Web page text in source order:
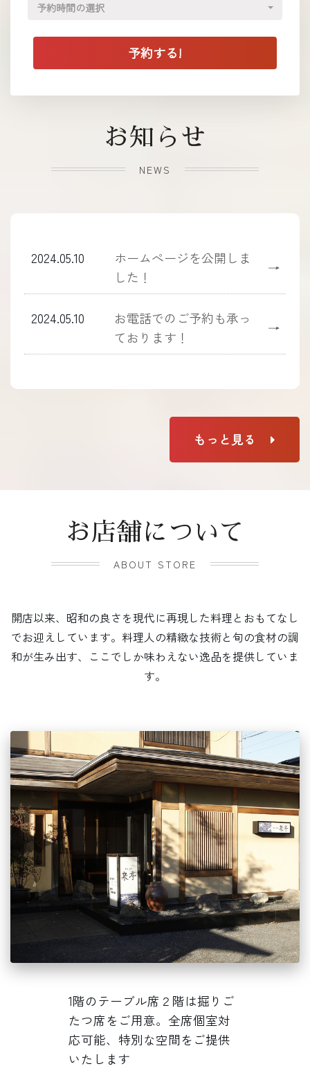
予約時間の選択
お知らせ
NEWS
2024.05.10
ホームぺージを公開しま
した！
→
2024.05.10
お電話でのご予約も承っ
ております！
→
もっと見る
お店舗について
ABOUT STORE
開店以来、昭和の良さを現代に再現した料理とおもてなし
でお迎えしています。料理人の精緻な技術と旬の食材の調
和が生み出す、ここでしか味わえない逸品を提供していま
す。
1階のテーブル席２階は掘りご
たつ席をご用意。全席個室対
応可能、特別な空間をご提供
いたします